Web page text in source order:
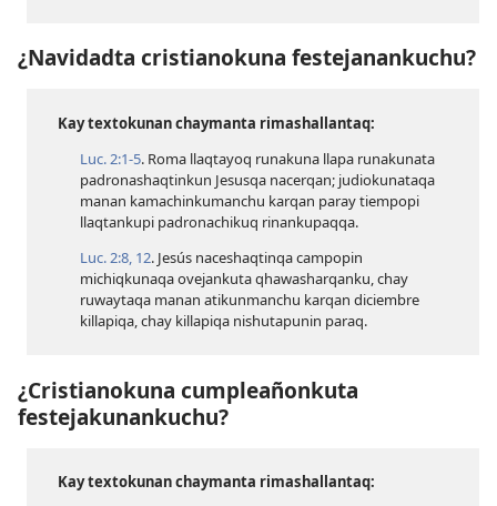
¿Navidadta cristianokuna festejanankuchu?
Kay textokunan chaymanta rimashallantaq:
Luc. 2:​1-5. Roma llaqtayoq runakuna llapa runakunata
padronashaqtinkun Jesusqa nacerqan; judiokunataqa
manan kamachinkumanchu karqan paray tiempopi
llaqtankupi padronachikuq rinankupaqqa.
Luc. 2:​8,12. Jesús naceshaqtinqa campopin
michiqkunaqa ovejankuta qhawasharqanku, chay
ruwaytaqa manan atikunmanchu karqan diciembre
killapiqa, chay killapiqa nishutapunin paraq.
¿Cristianokuna cumpleañonkuta
festejakunankuchu?
Kay textokunan chaymanta rimashallantaq: